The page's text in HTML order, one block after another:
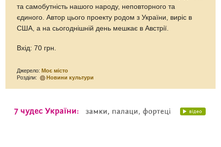
та самобутність нашого народу, неповторного та
єдиного. Автор цього проекту родом з України, виріс в
США, а на сьогоднішній день мешкає в Австрії.
Вхід: 70 грн.
Джерело:Моє місто
Розділи:
Новини культури